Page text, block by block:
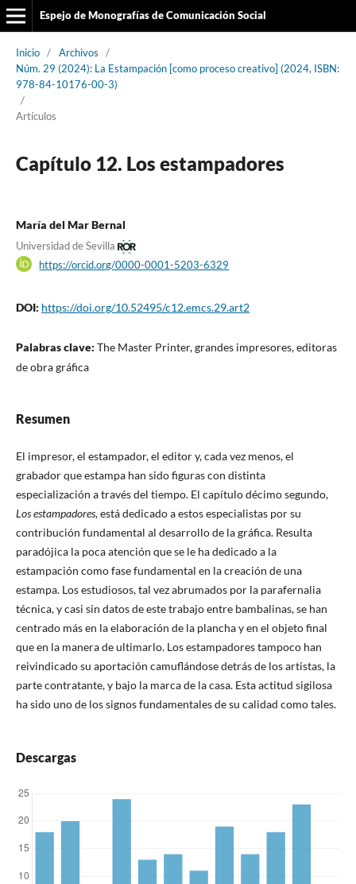
Espejo de Monografías de Comunicación Social
Inicio / Archivos
/
Núm. 29 (2024): La Estampación [como proceso creativo] (2024, ISBN:
978-84-10176-00-3)
/
Artículos
Capítulo 12. Los estampadores
María del Mar Bernal
Universidad de Sevilla
https://orcid.org/0000-0001-5203-6329
DOI: https://doi.org/10.52495/c12.emcs.29.art2
Palabras clave: The Master Printer, grandes impresores, editoras
de obra gráfica
Resumen
El impresor, el estampador, el editor y, cada vez menos, el
grabador que estampa han sido figuras con distinta
especialización a través del tiempo. El capítulo décimo segundo,
Los estampadores, está dedicado a estos especialistas por su
contribución fundamental al desarrollo de la gráfica. Resulta
paradójica la poca atención que se le ha dedicado a la
estampación como fase fundamental en la creación de una
estampa. Los estudiosos, tal vez abrumados por la parafernalia
técnica, y casi sin datos de este trabajo entre bambalinas, se han
centrado más en la elaboración de la plancha y en el objeto final
que en la manera de ultimarlo. Los estampadores tampoco han
reivindicado su aportación camuflándose detrás de los artistas, la
parte contratante, y bajo la marca de la casa. Esta actitud sigilosa
ha sido uno de los signos fundamentales de su calidad como tales.
Descargas